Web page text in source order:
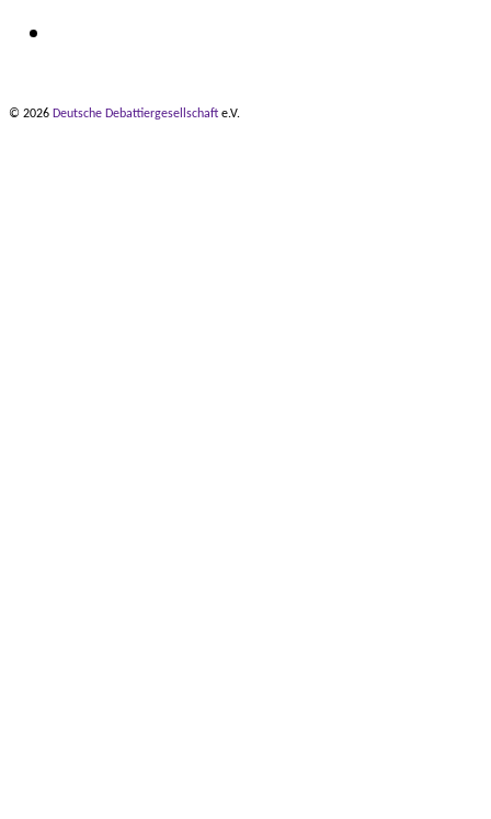
© 2026 Deutsche Debattiergesellschaft e.V.